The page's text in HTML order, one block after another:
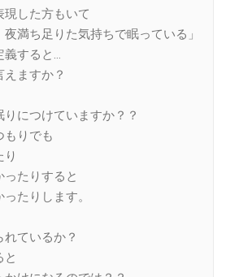
現した方もいて
夜満ち足りた気持ちで眠っている」
義すると…
ますか？
につけていますか？？
もりでも
たりすると
たりします。
ているか？
と